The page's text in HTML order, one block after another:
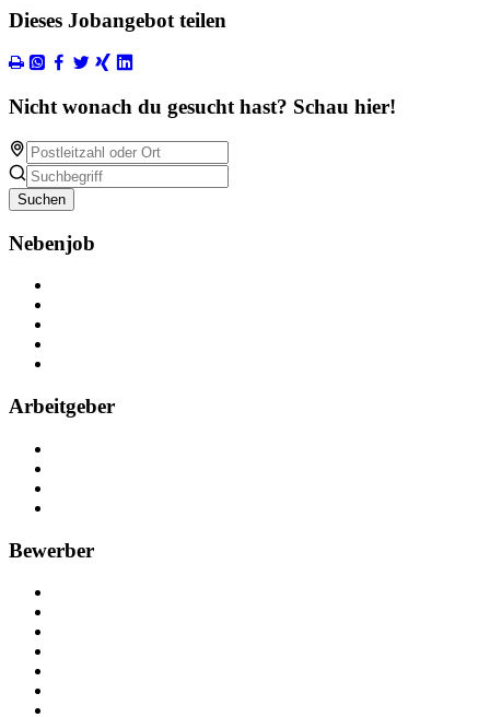
Dieses Jobangebot teilen
Nicht wonach du gesucht hast? Schau hier!
Suchen
Nebenjob
Arbeitgeber
Bewerber